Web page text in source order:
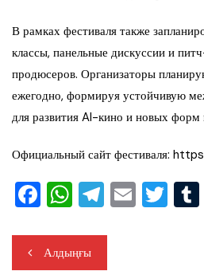
В рамках фестиваля также
классы, панельные дискуссии и
продюсеров. Организаторы
ежегодно, формируя устойчивую
для развития AI-кино и новых форм
Официальный сайт фестиваля:
F
c
W
at
T
e
E T
Навигация
Алдыңғы